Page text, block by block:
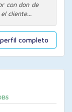
completo
con don de
cliente...